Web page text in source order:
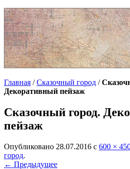
Главная /Сказочный город /
Декоративный пейзаж
Сказочный город.
пейзаж
Опубликовано 28.07.2016 с 600 ×
город.
← Предыдущее